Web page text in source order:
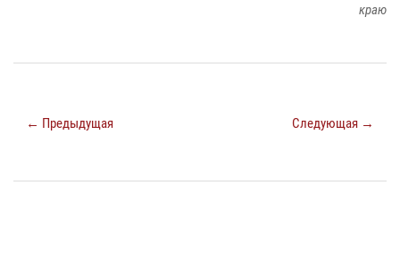
краю
← Предыдущая Следующая →